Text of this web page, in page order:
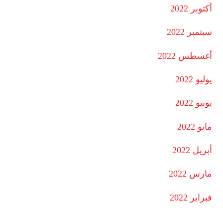
أكتوبر 2022
سبتمبر 2022
أغسطس 2022
يوليو 2022
يونيو 2022
مايو 2022
أبريل 2022
مارس 2022
فبراير 2022